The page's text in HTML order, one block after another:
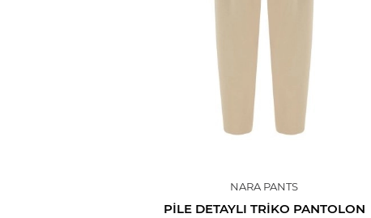
NARA PANTS
PILE DETAYLI TRIKO PANTOLON